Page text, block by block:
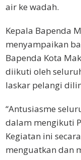
air ke wadah.
Kepala Bapenda
menyampaikan
Bapenda Kota
diikuti oleh
laskar pelangi
“Antusiasme
dalam mengikuti
Kegiatan ini
menguatkan dan